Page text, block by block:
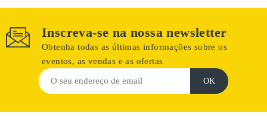
Inscreva-se na nossa newsletter
Obtenha todas as últimas informações sobre os
eventos, as vendas e as ofertas